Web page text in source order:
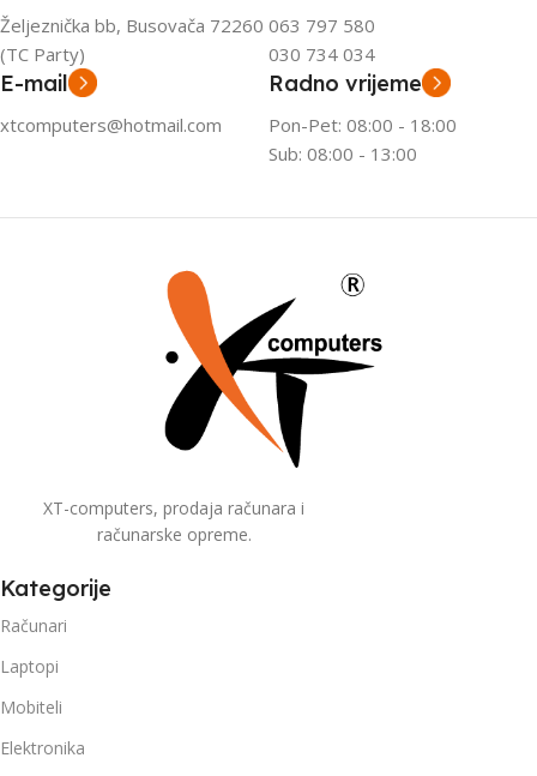
Željeznička bb, Busovača 72260
(TC Party)
063 797 580
030 734 034
E-mail
xtcomputers@hotmail.com
Radno vrijeme
Pon-Pet: 08:00 - 18:00
Sub: 08:00 - 13:00
XT-computers, prodaja računara i
računarske opreme.
Kategorije
Računari
Laptopi
Mobiteli
Elektronika